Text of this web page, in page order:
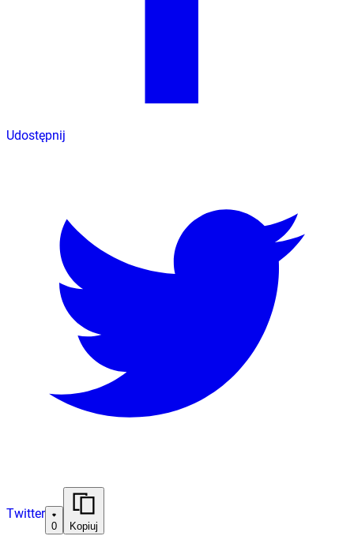
Udostępnij
Twitter
0 Kopiuj